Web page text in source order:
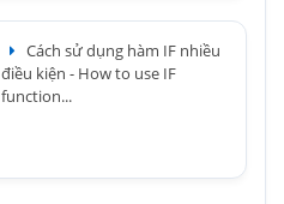
Cách sử dụng hàm IF nhiều
điều kiện - How to use IF
function...